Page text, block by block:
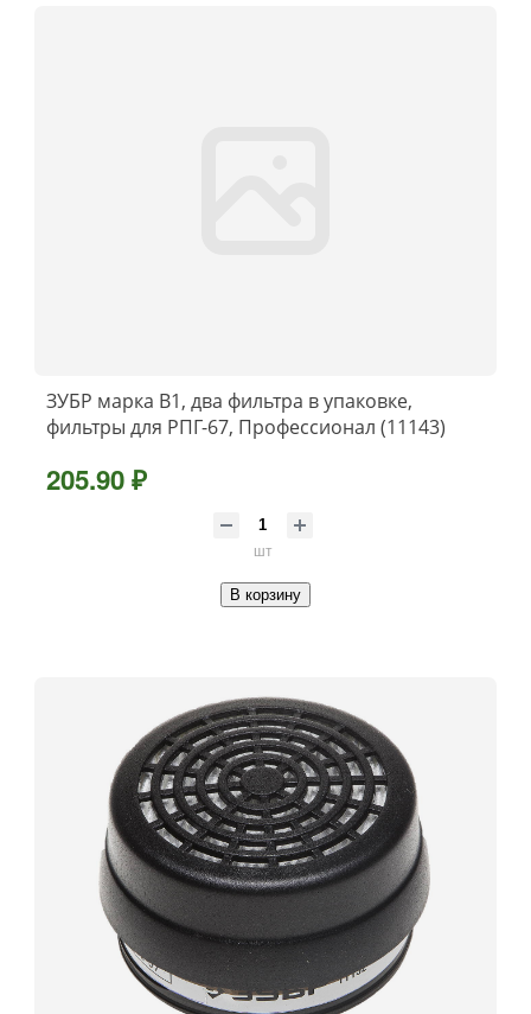
ЗУБР марка В1, два фильтра в упаковке,
фильтры для РПГ-67, Профессионал (11143)
205.90 ₽
шт
В корзину